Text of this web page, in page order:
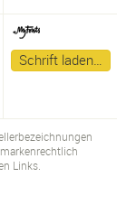
Schrift laden…
Links.